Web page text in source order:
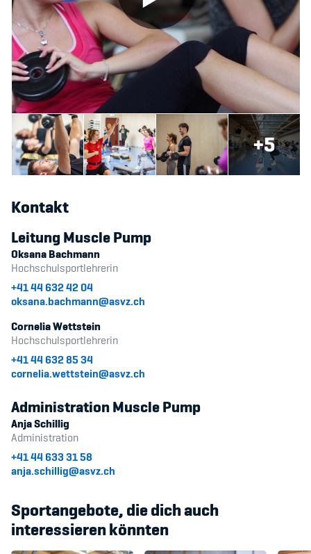
+5
Kontakt
Leitung Muscle Pump
Oksana Bachmann
Hochschulsportlehrerin
+41 44 632 42 04
oksana.bachmann@asvz.ch
Cornelia Wettstein
Hochschulsportlehrerin
+41 44 632 85 34
cornelia.wettstein@asvz.ch
Administration Muscle Pump
Anja Schillig
Administration
+41 44 633 31 58
anja.schillig@asvz.ch
Sportangebote, die dich auch
interessieren könnten